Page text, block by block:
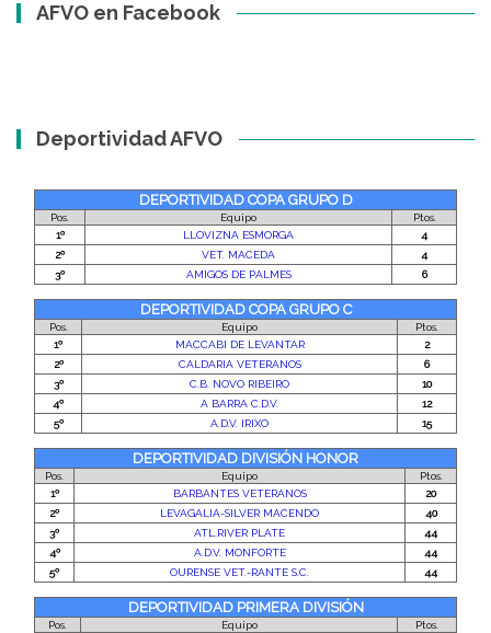
AFVO en Facebook
Deportividad AFVO